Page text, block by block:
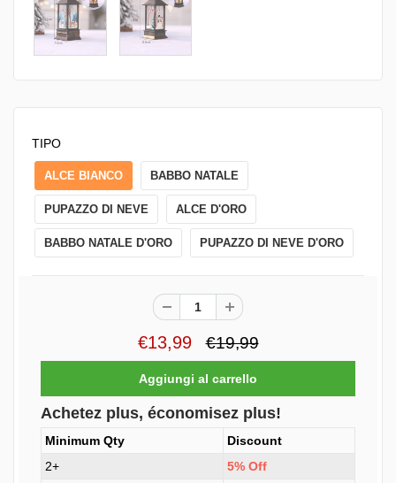
TIPO
ALCE BIANCO BABBO NATALE
PUPAZZO DI NEVE ALCE D'ORO
BABBO NATALE D'ORO PUPAZZO DI NEVE D'ORO
€13,99 €19,99
Achetez plus, économisez plus!
Minimum Qty
Discount
2+
5% Off